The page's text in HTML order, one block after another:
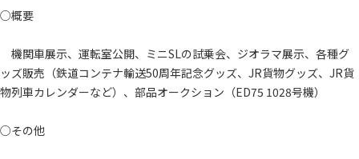
○概要
機関車展示、運転室公開、ミニSLの試乗会、ジオラマ展示、各種グ
ッズ販売（鉄道コンテナ輸送50周年記念グッズ、JR貨物グッズ、JR貨
物列車カレンダーなど）、部品オークション（ED75 1028号機）
○その他